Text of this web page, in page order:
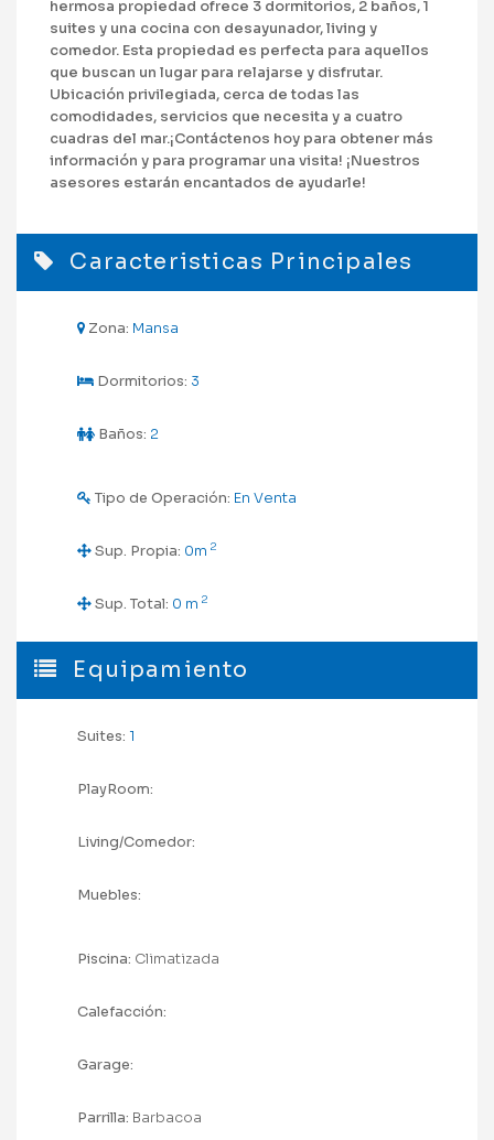
hermosa propiedad ofrece 3 dormitorios, 2 baños, 1
suites y una cocina con desayunador, living y
comedor. Esta propiedad es perfecta para aquellos
que buscan un lugar para relajarse y disfrutar.
Ubicación privilegiada, cerca de todas las
comodidades, servicios que necesita y a cuatro
cuadras del mar.¡Contáctenos hoy para obtener más
información y para programar una visita! ¡Nuestros
asesores estarán encantados de ayudarle!
Caracteristicas Principales
Zona: Mansa
Dormitorios: 3
Baños: 2
Tipo de Operación: En Venta
Sup. Propia: 0m 2
Sup. Total: 0 m 2
Equipamiento
Suites: 1
PlayRoom:
Living/Comedor:
Muebles:
Piscina: Climatizada
Calefacción:
Garage:
Parrilla: Barbacoa